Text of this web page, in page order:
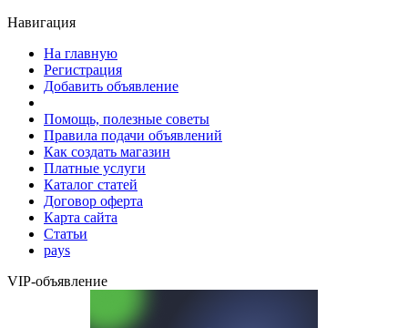
Навигация
На главную
Регистрация
Добавить объявление
Помощь, полезные советы
Правила подачи объявлений
Как создать магазин
Платные услуги
Каталог статей
Договор оферта
Карта сайта
Статьи
pays
VIP-объявление